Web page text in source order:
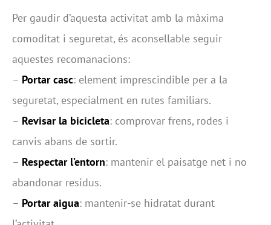
Per gaudir d’aquesta activitat amb la màxima
comoditat i seguretat, és aconsellable seguir
aquestes recomanacions:
– Portar casc: element imprescindible per a la
seguretat, especialment en rutes familiars.
– Revisar la bicicleta: comprovar frens, rodes i
canvis abans de sortir.
– Respectar l’entorn: mantenir el paisatge net i no
abandonar residus.
– Portar aigua: mantenir-se hidratat durant